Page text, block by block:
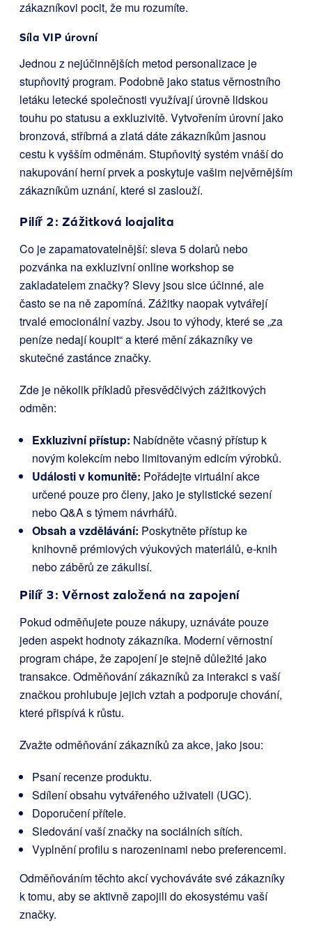
zákazníkovi pocit, že mu rozumíte.
Síla VIP úrovní
Jednou z nejúčinnějších metod personalizace je
stupňovitý program. Podobně jako status věrnostního
letáku letecké společnosti využívají úrovně lidskou
touhu po statusu a exkluzivitě. Vytvořením úrovní jako
bronzová, stříbrná a zlatá dáte zákazníkům jasnou
cestu k vyšším odměnám. Stupňovitý systém vnáší do
nakupování herní prvek a poskytuje vašim nejvěrnějším
zákazníkům uznání, které si zaslouží.
Pilíř 2: Zážitková loajalita
Co je zapamatovatelnější: sleva 5 dolarů nebo
pozvánka na exkluzivní online workshop se
zakladatelem značky? Slevy jsou sice účinné, ale
často se na ně zapomíná. Zážitky naopak vytvářejí
trvalé emocionální vazby. Jsou to výhody, které se „za
peníze nedají koupit“ a které mění zákazníky ve
skutečné zastánce značky.
Zde je několik příkladů přesvědčivých zážitkových
odměn:
Exkluzivní přístup: Nabídněte včasný přístup k
novým kolekcím nebo limitovaným edicím výrobků.
Události v komunitě: Pořádejte virtuální akce
určené pouze pro členy, jako je stylistické sezení
nebo Q&A s týmem návrhářů.
Obsah a vzdělávání: Poskytněte přístup ke
knihovně prémiových výukových materiálů, e-knih
nebo záběrů ze zákulisí.
Pilíř 3: Věrnost založená na zapojení
Pokud odměňujete pouze nákupy, uznáváte pouze
jeden aspekt hodnoty zákazníka. Moderní věrnostní
program chápe, že zapojení je stejně důležité jako
transakce. Odměňování zákazníků za interakci s vaší
značkou prohlubuje jejich vztah a podporuje chování,
které přispívá k růstu.
Zvažte odměňování zákazníků za akce, jako jsou:
Psaní recenze produktu.
Sdílení obsahu vytvářeného uživateli (UGC).
Doporučení přítele.
Sledování vaší značky na sociálních sítích.
Vyplnění profilu s narozeninami nebo preferencemi.
Odměňováním těchto akcí vychováváte své zákazníky
k tomu, aby se aktivně zapojili do ekosystému vaší
značky.